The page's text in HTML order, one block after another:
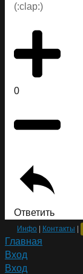
(:clap:)
0
Ответить
Инфо | Контакты |
Главная
Вход
Вход